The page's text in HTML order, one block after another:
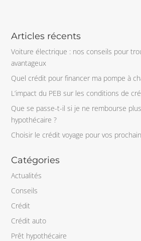
Articles récents
Voiture électrique : nos conseils pour
avantageux
Quel crédit pour financer ma pompe à
L’impact du PEB sur les conditions de
Que se passe-t-il si je ne rembourse
hypothécaire ?
Choisir le crédit voyage pour vos
Catégories
Actualités
Conseils
Crédit
Crédit auto
Prêt hypothécaire